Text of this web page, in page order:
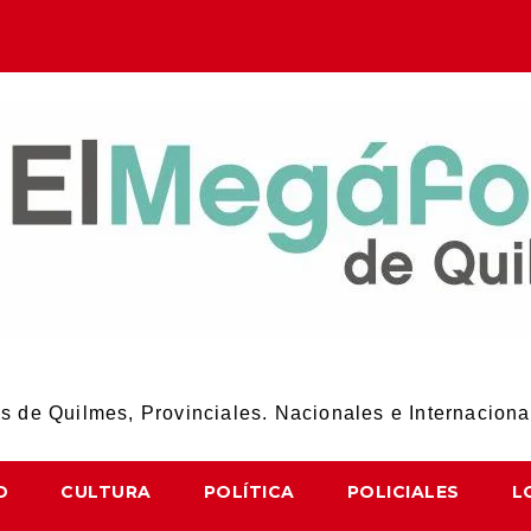
de Quilmes, Provinciales. Nacionales e
CULTURA POLÍTICA POLICIALES